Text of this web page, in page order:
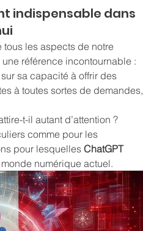
indispensable dans
tous les aspects de notre
sa capacité à offrir des
à toutes sortes de demandes,
t-il autant d’attention ?
comme pour les
pour lesquelles ChatGPT
numérique actuel.